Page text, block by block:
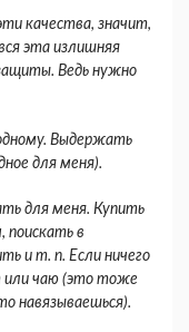
ка­чества, значит,
эта излишняя
Ведь нужно
Выдержать
для меня).
для меня. Купить
поискать в
и т. п. Если ничего
или чаю (это тоже
навязываешься).